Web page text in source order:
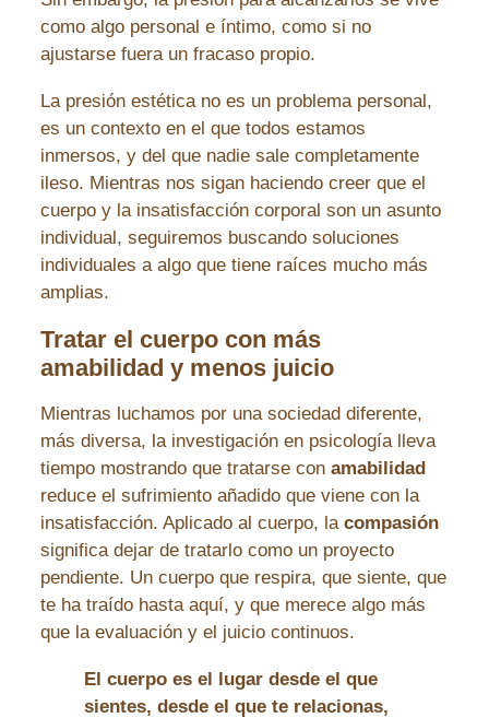
como algo personal e íntimo, como si no
ajustarse fuera un fracaso propio.
La presión estética no es un problema personal,
es un contexto en el que todos estamos
inmersos, y del que nadie sale completamente
ileso. Mientras nos sigan haciendo creer que el
cuerpo y la insatisfacción corporal son un asunto
individual, seguiremos buscando soluciones
individuales a algo que tiene raíces mucho más
amplias.
Tratar el cuerpo con más
amabilidad y menos juicio
Mientras luchamos por una sociedad diferente,
más diversa, la investigación en psicología lleva
tiempo mostrando que tratarse con amabilidad
reduce el sufrimiento añadido que viene con la
insatisfacción. Aplicado al cuerpo, la compasión
significa dejar de tratarlo como un proyecto
pendiente. Un cuerpo que respira, que siente, que
te ha traído hasta aquí, y que merece algo más
que la evaluación y el juicio continuos.
El cuerpo es el lugar desde el que
sientes, desde el que te relacionas,